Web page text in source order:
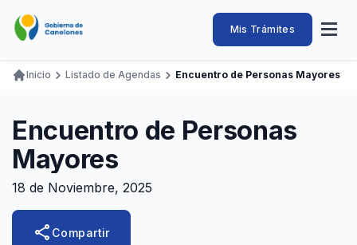
contenido
Intendencia
de
Abrir
Navegación
principal
Buscar
Mis Trámites
Ingresar
Llamados Laborales
Adquisiciones
Canelones Te Escucha
Teléfonos
de
navegación
Inicio Listado de Agendas Encuentro de Personas Mayores
Encuentro de Personas
Mayores
18 de Noviembre, 2025
share Compartir